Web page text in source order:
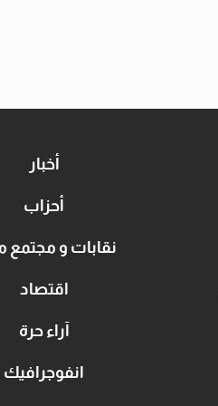
أخبار
أحزاب
نقابات و مجتمع
اقتصاد
آراء حرة
انفوجرافيك